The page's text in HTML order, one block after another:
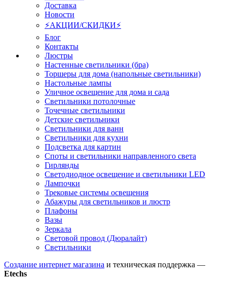
Доставка
Новости
⚡АКЦИИ/СКИДКИ⚡
Блог
Контакты
Люстры
Настенные светильники (бра)
Торшеры для дома (напольные светильники)
Настольные лампы
Уличное освещение для дома и сада
Светильники потолочные
Точечные светильники
Детские светильники
Светильники для ванн
Светильники для кухни
Подсветка для картин
Споты и светильники направленного света
Гирлянды
Светодиодное освещение и светильники LED
Лампочки
Трековые системы освещения
Абажуры для светильников и люстр
Плафоны
Вазы
Зеркала
Световой провод (Дюралайт)
Светильники
Создание интернет магазина и техническая поддержка —
Etechs